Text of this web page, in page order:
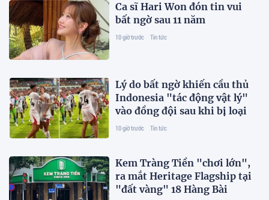
Ca sĩ Hari Won đón tin vui
bất ngờ sau 11 năm
10 giờ trước Tin tức
Lý do bất ngờ khiến cầu thủ
Indonesia "tác động vật lý"
vào đồng đội sau khi bị loại
10 giờ trước Tin tức
Kem Tràng Tiền "chơi lớn",
ra mắt Heritage Flagship tại
"đất vàng" 18 Hàng Bài